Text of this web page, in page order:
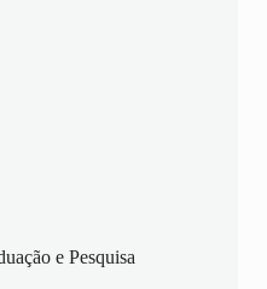
e Pesquisa